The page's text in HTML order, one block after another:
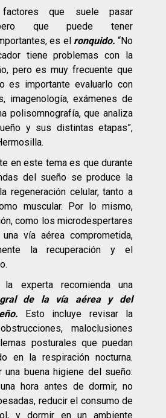
que suele pasar
que puede tener
es el ronquido. “No
tiene problemas con la
pero es muy frecuente que
es importante evaluarlo con
imagenología, exámenes de
polisomnografía, que analiza
y sus distintas etapas”,
en este tema es que durante
del sueño se produce la
regeneración celular, tanto a
muscular. Por lo mismo,
como los microdespertares
vía aérea comprometida,
la recuperación y el
la experta recomienda una
de la vía aérea y del
Esto incluye revisar la
maloclusiones
posturales que puedan
en la respiración nocturna.
una buena higiene del sueño:
hora antes de dormir, no
reducir el consumo de
y dormir en un ambiente